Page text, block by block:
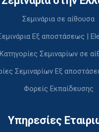
Σεμινάρια σε αίθουσα
Εξ αποστάσεως |
Κατηγορίες Σεμιναρίων σε
Σεμιναρίων Εξ
Φορείς Εκπαίδευσης
Υπηρεσίες